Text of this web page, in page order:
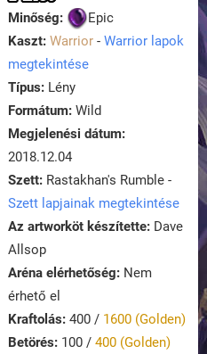
Minőség:
Epic
Kaszt: Warrior - Warrior lapok
megtekintése
Típus: Lény
Formátum: Wild
Megjelenési dátum:
2018.12.04
Szett: Rastakhan's Rumble -
Szett lapjainak megtekintése
Az artworköt készítette: Dave
Allsop
Aréna elérhetőség: Nem
érhető el
Kraftolás: 400 / 1600 (Golden)
Betörés: 100 / 400 (Golden)